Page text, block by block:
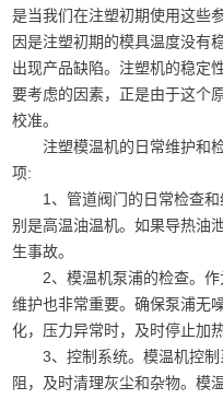
是当我们在注塑初期使用这些
因是注塑初期的模具温度没有
出现产品缺陷。注塑机的稳定
要考虑的因素，正是由于这个
校准。
注塑模温机的日常维护和
项:
1、管道阀门的日常检查
别是高温油温机。如果导热油
生事故。
2、模温机泵浦的检查。
维护也非常重要。确保泵浦无
化，压力异常时，及时停止加
3、控制系统。模温机控
阻，及时清理灰尘和杂物。模